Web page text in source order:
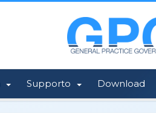
Supporto Download